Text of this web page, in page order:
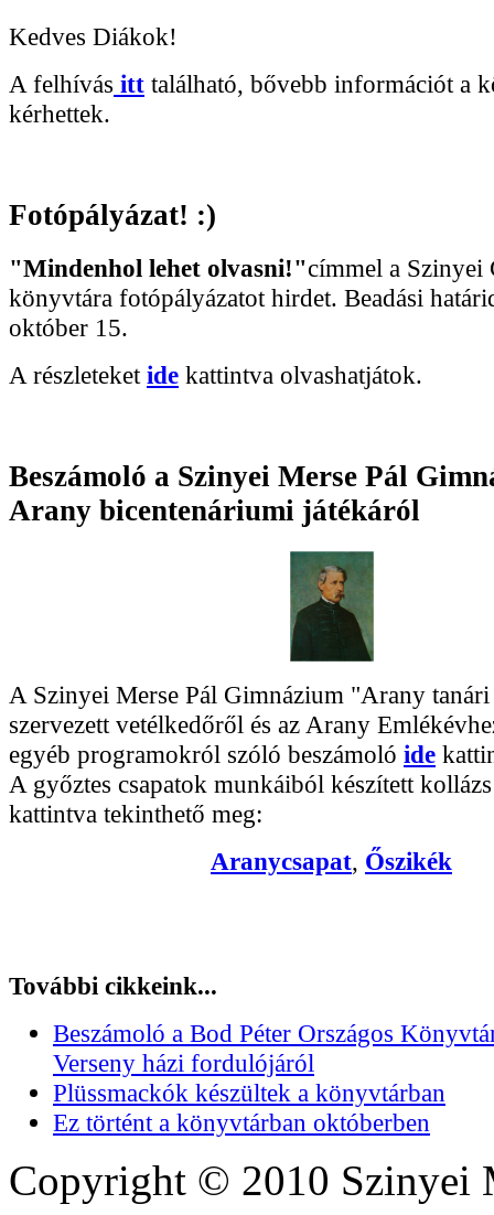
Kedves Diákok!
A felhívás itt található, bővebb információt a
kérhettek.
Fotópályázat! :)
"Mindenhol lehet olvasni!"címmel a Szinyei
könyvtára fotópályázatot hirdet. Beadási
október 15.
A részleteketide kattintva olvashatjátok.
Beszámoló a Szinyei Merse Pál
Arany bicentenáriumi játékáról
A Szinyei Merse Pál Gimnázium "Arany tanári
szervezett vetélkedőről és az Arany
egyéb programokról szóló beszámoló ide
A győztes csapatok munkáiból készített kollázs
kattintva tekinthető meg:
Aranycsapat, Őszikék
További cikkeink...
Beszámoló a Bod Péter Országos
Verseny házi fordulójáról
Plüssmackók készültek a könyvtárban
Ez történt a könyvtárban októberben
Copyright © 2010 Szinyei